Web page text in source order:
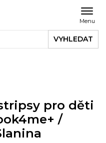
Menu
VYHLEDAT
pro děti
/